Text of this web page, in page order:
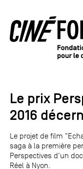
Le prix
2016
Le projet de film
saga à la première
Perspectives d'un
Réel à Nyon.